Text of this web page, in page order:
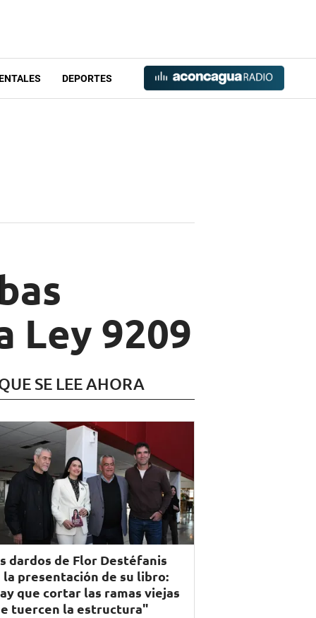
DEPORTES
Ley 9209
SE LEE AHORA
dardos de Flor Destéfanis
la presentación de su libro:
que cortar las ramas viejas
tuercen la estructura"